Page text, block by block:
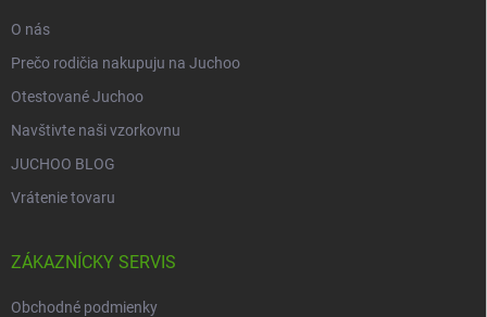
O nás
Prečo rodičia nakupuju na Juchoo
Otestované Juchoo
Navštivte naši vzorkovnu
JUCHOO BLOG
Vrátenie tovaru
ZÁKAZNÍCKY SERVIS
Obchodné podmienky